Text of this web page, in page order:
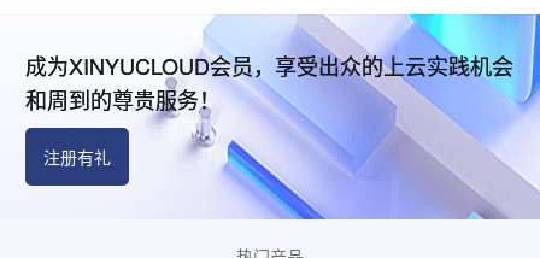
成为XINYUCLOUD会员，享受出众的上云实践机会
和周到的尊贵服务！
注册有礼